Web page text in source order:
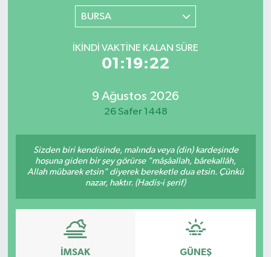
BURSA
İKINDI VAKTINE KALAN SÜRE
01:19:22
9 Ağustos 2026
26 Safer 1448
Sizden biri kendisinde, malında veya (din) kardeşinde
hoşuna giden bir şey görürse "mâşâallah, bârekallâh,
Allah mübarek etsin" diyerek bereketle dua etsin. Çünkü
nazar, haktır. (Hadis-i şerif)
İMSAK GÜNEŞ
Biyografiler
Çavdarhisar
Dumlupınar
Ekonomi
Tüm Manşetler
Son Dakika Haberleri